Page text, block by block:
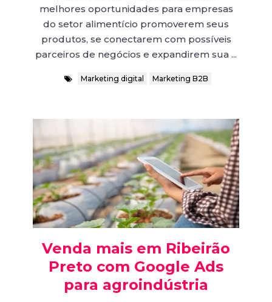
melhores oportunidades para empresas
do setor alimentício promoverem seus
produtos, se conectarem com possíveis
parceiros de negócios e expandirem sua ...
Marketing digital Marketing B2B
Venda mais em Ribeirão
Preto com Google Ads
para agroindústria